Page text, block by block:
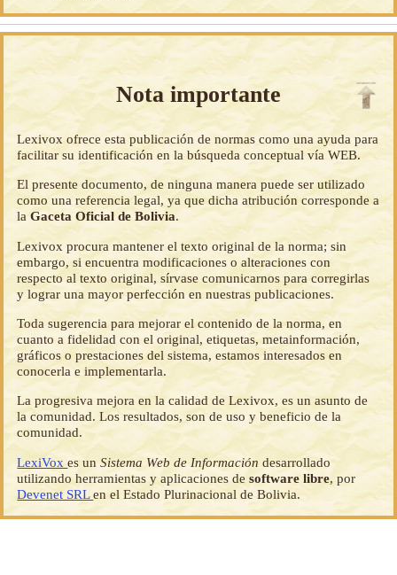
Nota importante
Lexivox ofrece esta publicación de normas como una ayuda para
facilitar su identificación en la búsqueda conceptual vía WEB.
El presente documento, de ninguna manera puede ser utilizado
como una referencia legal, ya que dicha atribución corresponde a
laGaceta Oficial de Bolivia.
Lexivox procura mantener el texto original de la norma; sin
embargo, si encuentra modificaciones o alteraciones con
respecto al texto original, sírvase comunicarnos para corregirlas
y lograr una mayor perfección en nuestras publicaciones.
Toda sugerencia para mejorar el contenido de la norma, en
cuanto a fidelidad con el original, etiquetas, metainformación,
gráficos o prestaciones del sistema, estamos interesados en
conocerla e implementarla.
La progresiva mejora en la calidad de Lexivox, es un asunto de
la comunidad. Los resultados, son de uso y beneficio de la
comunidad.
LexiVoxes unSistema Web de Información desarrollado
utilizando herramientas y aplicaciones desoftware libre, por
Devenet SRLen el Estado Plurinacional de Bolivia.